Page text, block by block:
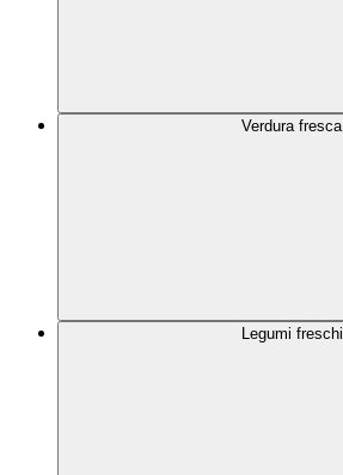
Verdura fresca
Legumi freschi